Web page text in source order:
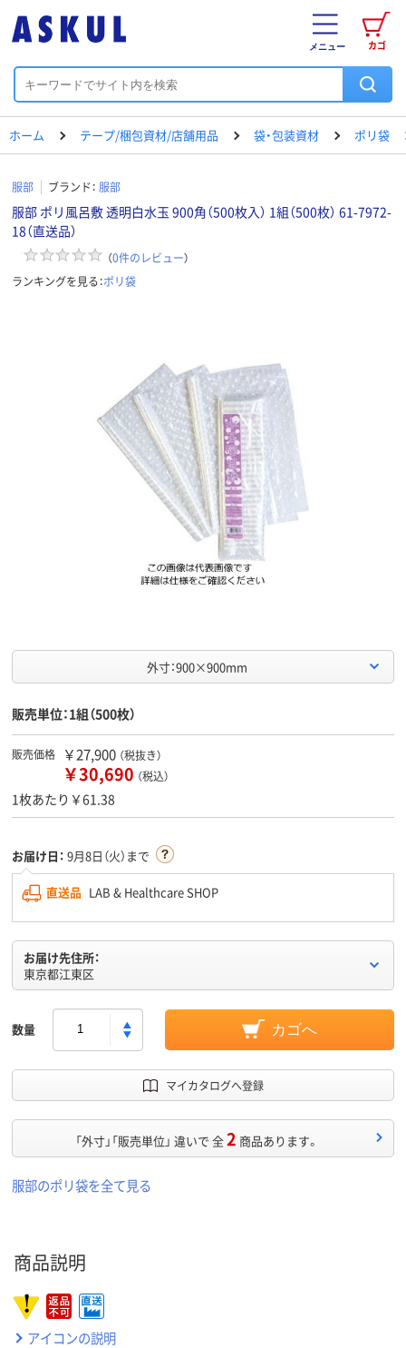
カゴ
メニュー
ホーム テープ/梱包資材/店舗用品 袋・包装資材 ポリ袋
服部 ブランド： 服部
服部 ポリ風呂敷 透明白水玉 900角（500枚入） 1組（500枚） 61-7972-
18（直送品）
（0件のレビュー）
ランキングを見る：ポリ袋
外寸：900×900mm
販売単位：1組（500枚）
販売価格 ￥27,900 （税抜き）
￥30,690 （税込）
1枚あたり￥61.38
お届け日： 9月8日（火）まで
直送品 LAB & Healthcare SHOP
お届け先住所：
東京都江東区
数量 カゴへ
マイカタログへ登録
「外寸」「販売単位」 違いで 全2 商品あります。
服部のポリ袋を全て見る
商品説明
アイコンの説明